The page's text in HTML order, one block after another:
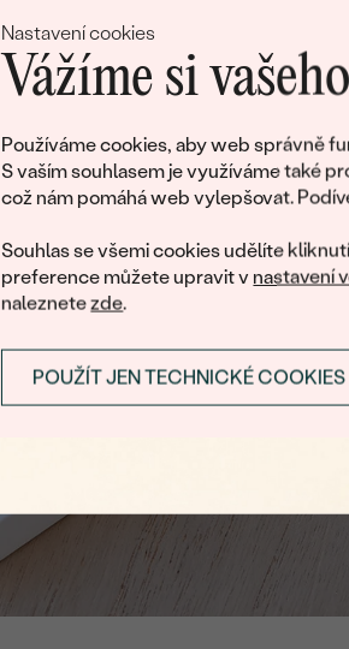
Nastavení cookies
Vážíme si
Používáme cookies, aby web správně
S vaším souhlasem je využíváme také
což nám pomáhá web vylepšovat.
Souhlas se všemi cookies udělíte
preference můžete upravit v nastavení
naleznetezde.
POUŽÍT JEN TECHNICKÉ COOKIES